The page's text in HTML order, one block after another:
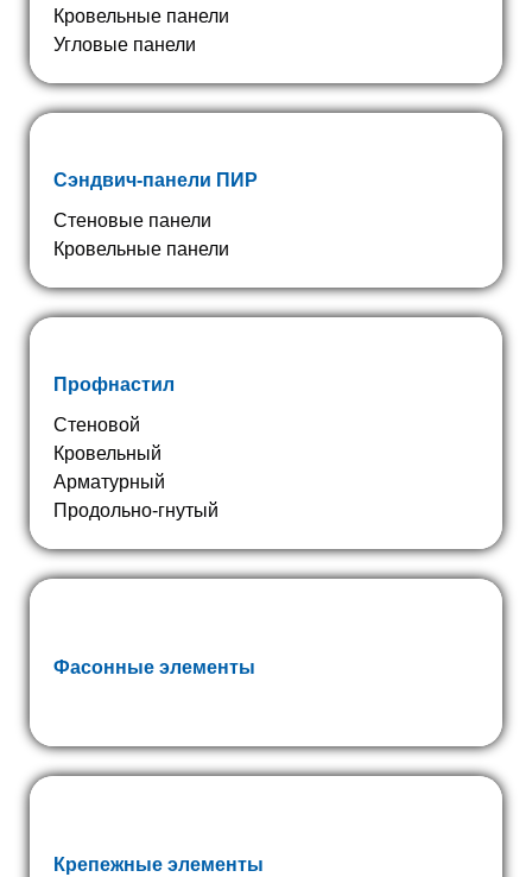
Кровельные панели
Угловые панели
Сэндвич-панели ПИР
Стеновые панели
Кровельные панели
Профнастил
Стеновой
Кровельный
Арматурный
Продольно-гнутый
Фасонные элементы
Крепежные элементы